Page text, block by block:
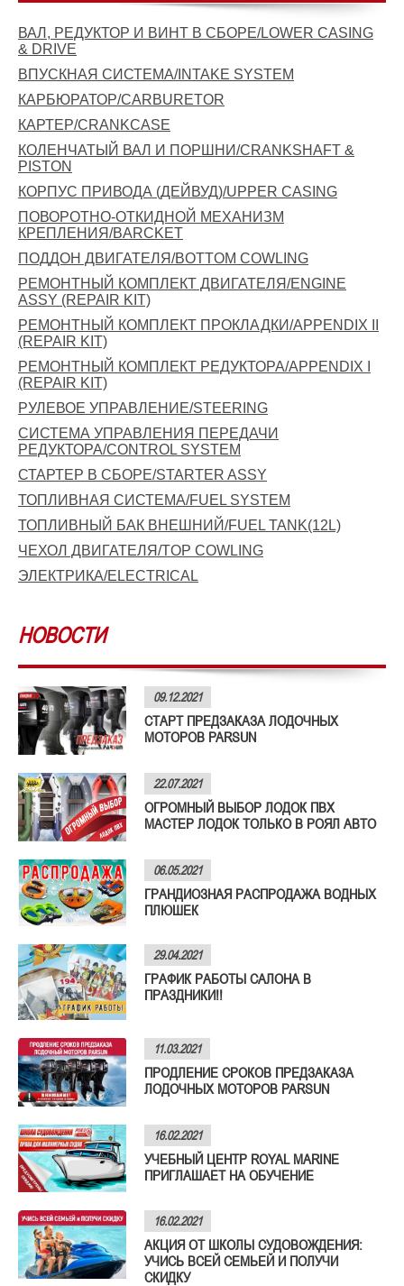
ВАЛ, РЕДУКТОР И ВИНТ В СБОРЕ/LOWER CASING
& DRIVE
ВПУСКНАЯ СИСТЕМА/INTAKE SYSTEM
КАРБЮРАТОР/CARBURETOR
КАРТЕР/CRANKCASE
КОЛЕНЧАТЫЙ ВАЛ И ПОРШНИ/CRANKSHAFT &
PISTON
КОРПУС ПРИВОДА (ДЕЙВУД)/UPPER CASING
ПОВОРОТНО-ОТКИДНОЙ МЕХАНИЗМ
КРЕПЛЕНИЯ/BARCKET
ПОДДОН ДВИГАТЕЛЯ/BOTTOM COWLING
РЕМОНТНЫЙ КОМПЛЕКТ ДВИГАТЕЛЯ/ENGINE
ASSY (REPAIR KIT)
РЕМОНТНЫЙ КОМПЛЕКТ ПРОКЛАДКИ/APPENDIX II
(REPAIR KIT)
РЕМОНТНЫЙ КОМПЛЕКТ РЕДУКТОРА/APPENDIX I
(REPAIR KIT)
РУЛЕВОЕ УПРАВЛЕНИЕ/STEERING
СИСТЕМА УПРАВЛЕНИЯ ПЕРЕДАЧИ
РЕДУКТОРА/CONTROL SYSTEM
СТАРТЕР В СБОРЕ/STARTER ASSY
ТОПЛИВНАЯ СИСТЕМА/FUEL SYSTEM
ТОПЛИВНЫЙ БАК ВНЕШНИЙ/FUEL TANK(12L)
ЧЕХОЛ ДВИГАТЕЛЯ/TOP COWLING
ЭЛЕКТРИКА/ELECTRICAL
НОВОСТИ
09.12.2021
СТАРТ ПРЕДЗАКАЗА ЛОДОЧНЫХ
МОТОРОВ PARSUN
22.07.2021
ОГРОМНЫЙ ВЫБОР ЛОДОК ПВХ
МАСТЕР ЛОДОК ТОЛЬКО В РОЯЛ АВТО
06.05.2021
ГРАНДИОЗНАЯ РАСПРОДАЖА ВОДНЫХ
ПЛЮШЕК
29.04.2021
ГРАФИК РАБОТЫ САЛОНА В
ПРАЗДНИКИ!!
11.03.2021
ПРОДЛЕНИЕ СРОКОВ ПРЕДЗАКАЗА
ЛОДОЧНЫХ МОТОРОВ PARSUN
16.02.2021
УЧЕБНЫЙ ЦЕНТР ROYAL MARINE
ПРИГЛАШАЕТ НА ОБУЧЕНИЕ
16.02.2021
АКЦИЯ ОТ ШКОЛЫ СУДОВОЖДЕНИЯ:
УЧИСЬ ВСЕЙ СЕМЬЕЙ И ПОЛУЧИ
СКИДКУ